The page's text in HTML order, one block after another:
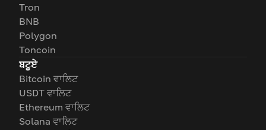
Tron
BNB
Polygon
Toncoin
ਬਟੂਏ
Bitcoin ਵਾਲਿਟ
USDT ਵਾਲਿਟ
Ethereum ਵਾਲਿਟ
Solana ਵਾਲਿਟ